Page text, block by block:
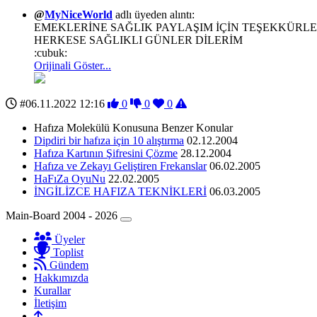
@MyNiceWorld adlı üyeden alıntı:
EMEKLERİNE SAĞLIK PAYLAŞIM İÇİN
HERKESE SAĞLIKLI GÜNLER DİLERİM
:cubuk:
Orijinali Göster...
#06.11.2022 12:16 0 0
0
Hafıza Molekülü Konusuna Benzer Konular
Dipdiri bir hafıza için 10 alıştırma 02.12.2004
Hafıza Kartının Şifresini Çözme 28.12.2004
Hafıza ve Zekayı Geliştiren Frekanslar 06.02.2005
HaFıZa OyuNu 22.02.2005
İNGİLİZCE HAFIZA TEKNİKLERİ 06.03.2005
Main-Board 2004 - 2026
Üyeler
Toplist
Gündem
Hakkımızda
Kurallar
İletişim